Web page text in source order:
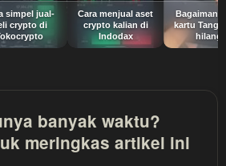
simpel jual-
crypto di
Cara menjual aset
crypto kalian di
Indodax
Bagaimana
kartu
banyak waktu?
meringkas artikel ini